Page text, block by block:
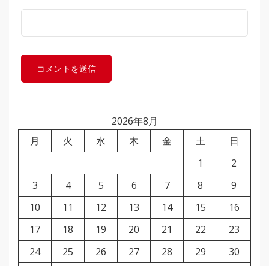
2026年8月
月
火 水 木 金 土
日
1
2
3
4 5 6 7 8
9
10
11 12 13 14 15
16
17
18 19 20 21 22
23
24
25 26 27 28 29
30